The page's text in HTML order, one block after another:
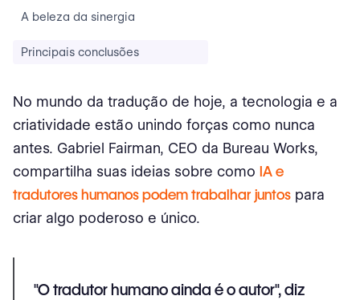
A beleza da sinergia
Principais conclusões
No mundo da tradução de hoje, a tecnologia e a
criatividade estão unindo forças como nunca
antes. Gabriel Fairman, CEO da Bureau Works,
compartilha suas ideias sobre como IA e
tradutores humanos podem trabalhar juntos para
criar algo poderoso e único.
"O tradutor humano ainda é o autor", diz